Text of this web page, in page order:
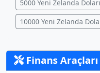
5000 Yeni Zelanda
10000 Yeni Zelanda
Finans Araçları